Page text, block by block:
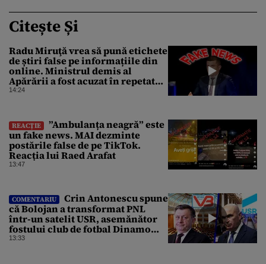
Citește Și
Radu Miruţă vrea să pună etichete
de știri false pe informațiile din
online. Ministrul demis al
Apărării a fost acuzat în repetate
rânduri că răspândeşte el însuși
14:24
REACȚIE
”Ambulanța neagră” este
un fake news. MAI dezminte
postările false de pe TikTok.
Reacția lui Raed Arafat
13:47
COMENTARIU
Crin Antonescu spune
că Bolojan a transformat PNL
într-un satelit USR, asemănător
fostului club de fotbal Dinamo
Victoria, care a aparținut Miliției
13:33